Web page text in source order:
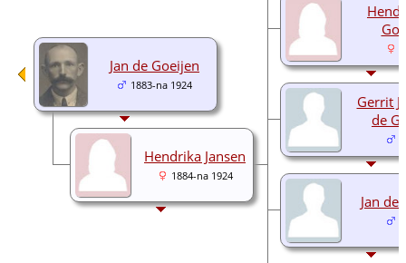
Gerrit
de
Jan de
Jan de Goeijen
1883-na 1924
Hendrika Jansen
1884-na 1924